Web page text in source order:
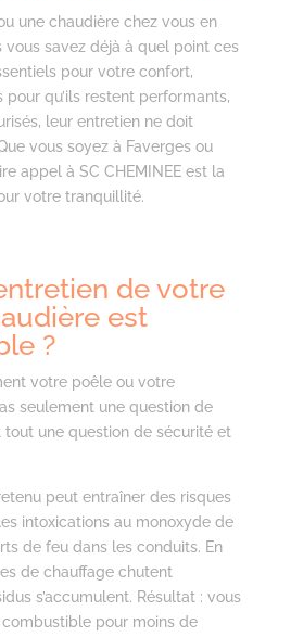
une chaudière chez vous en
vous savez déjà à quel point ces
pour votre confort,
pour qu’ils restent performants,
leur entretien ne doit
vous soyez à Faverges ou
appel à SC CHEMINEE est la
votre tranquillité.
de votre
est
?
votre poêle ou votre
seulement une question de
tout une question de sécurité et
peut entraîner des risques
intoxications au monoxyde de
de feu dans les conduits. En
de chauffage chutent
s’accumulent. Résultat : vous
pour moins de